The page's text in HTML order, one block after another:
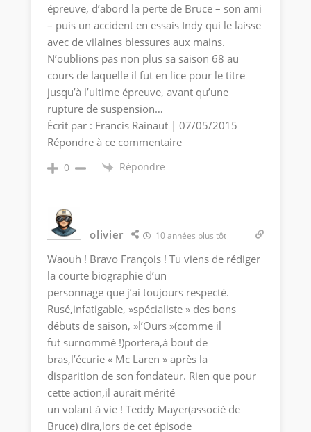
épreuve, d’abord la perte de Bruce – son ami
– puis un accident en essais Indy qui le laisse
avec de vilaines blessures aux mains.
N’oublions pas non plus sa saison 68 au
cours de laquelle il fut en lice pour le titre
jusqu’à l’ultime épreuve, avant qu’une
rupture de suspension…
Écrit par : Francis Rainaut | 07/05/2015
Répondre à ce commentaire
0 Répondre
olivier 10 années plus tôt
Waouh ! Bravo François ! Tu viens de rédiger
la courte biographie d’un
personnage que j’ai toujours respecté.
Rusé,infatigable, »spécialiste » des bons
débuts de saison, »l’Ours »(comme il
fut surnommé !)portera,à bout de
bras,l’écurie « Mc Laren » après la
disparition de son fondateur. Rien que pour
cette action,il aurait mérité
un volant à vie ! Teddy Mayer(associé de
Bruce) dira,lors de cet épisode